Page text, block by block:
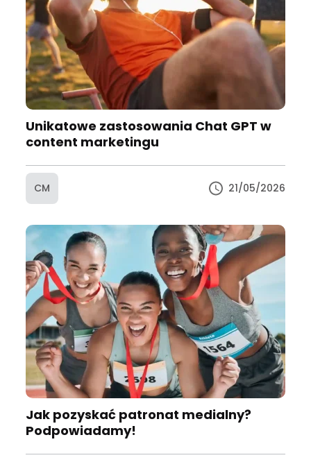
Unikatowe zastosowania Chat GPT w
content marketingu
CM 21/05/2026
Jak pozyskać patronat medialny?
Podpowiadamy!